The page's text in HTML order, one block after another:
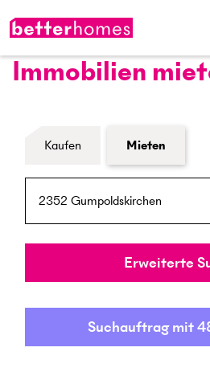
Immobilien
Formular Immobiliensuche
Kaufen Mieten
Umkreis
Erweiterte
Suchauftrag mit